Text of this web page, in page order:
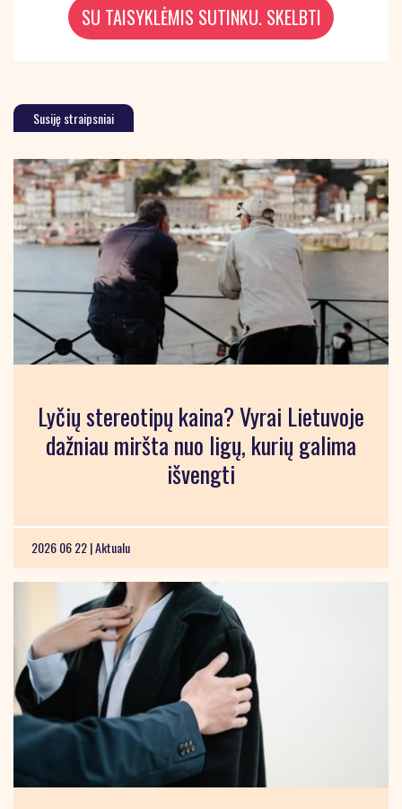
Susiję straipsniai
Lyčių stereotipų kaina? Vyrai Lietuvoje
dažniau miršta nuo ligų, kurių galima
išvengti
2026 06 22 |Aktualu